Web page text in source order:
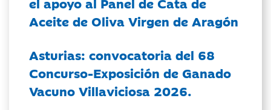
Aceite de Oliva Virgen de Aragón
Asturias: convocatoria del 68
Concurso-Exposición de Ganado
Vacuno Villaviciosa 2026.